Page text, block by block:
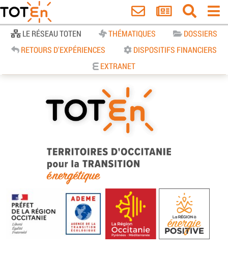
LE RÉSEAU TOTEN THÉMATIQUES
DOSSIERS
RETOURS D'EXPÉRIENCES
DISPOSITIFS FINANCIERS
EXTRANET
TOTEn Occitanie | Territoires
d’Occitanie pour la Transition
Energétique